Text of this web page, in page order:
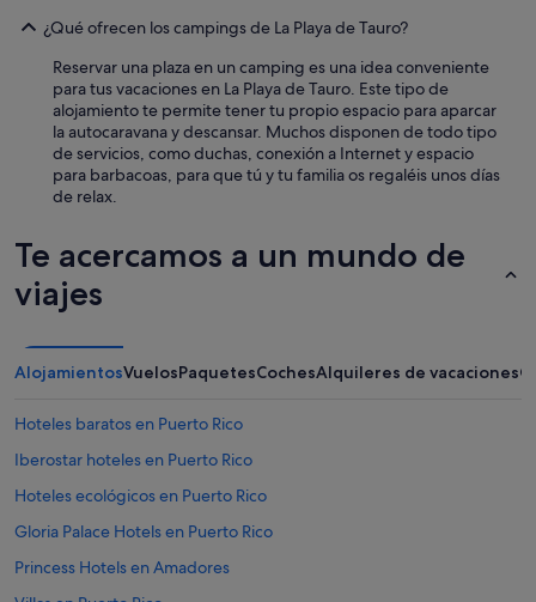
¿Qué ofrecen los campings de La Playa de Tauro?
Reservar una plaza en un camping es una idea conveniente
para tus vacaciones en La Playa de Tauro. Este tipo de
alojamiento te permite tener tu propio espacio para aparcar
la autocaravana y descansar. Muchos disponen de todo tipo
de servicios, como duchas, conexión a Internet y espacio
para barbacoas, para que tú y tu familia os regaléis unos días
de relax.
Te acercamos a un mundo de
viajes
AlojamientosVuelosPaquetesCochesAlquileres de vacaciones
Hoteles baratos en Puerto Rico
Iberostar hoteles en Puerto Rico
Hoteles ecológicos en Puerto Rico
Gloria Palace Hotels en Puerto Rico
Princess Hotels en Amadores